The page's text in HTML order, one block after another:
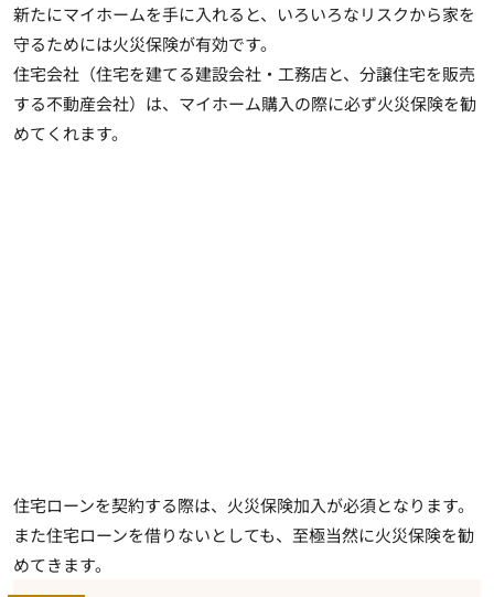
新たにマイホームを手に入れると、いろいろなリスクから家を
守るためには火災保険が有効です。
住宅会社（住宅を建てる建設会社・工務店と、分譲住宅を販売
する不動産会社）は、マイホーム購入の際に必ず火災保険を勧
めてくれます。
住宅ローンを契約する際は、火災保険加入が必須となります。
また住宅ローンを借りないとしても、至極当然に火災保険を勧
めてきます。